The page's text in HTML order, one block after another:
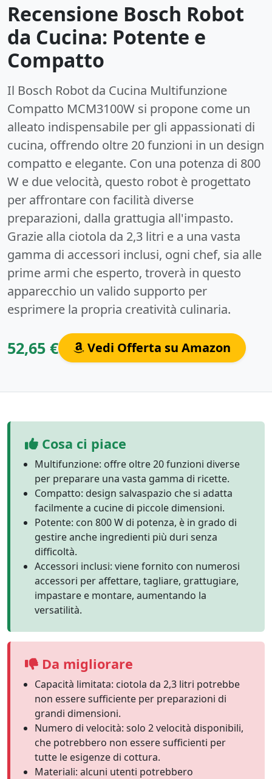
Recensione Bosch Robot
da Cucina: Potente e
Compatto
Il Bosch Robot da Cucina Multifunzione
Compatto MCM3100W si propone come un
alleato indispensabile per gli appassionati di
cucina, offrendo oltre 20 funzioni in un design
compatto e elegante. Con una potenza di 800
W e due velocità, questo robot è progettato
per affrontare con facilità diverse
preparazioni, dalla grattugia all'impasto.
Grazie alla ciotola da 2,3 litri e a una vasta
gamma di accessori inclusi, ogni chef, sia alle
prime armi che esperto, troverà in questo
apparecchio un valido supporto per
esprimere la propria creatività culinaria.
52,65 € Vedi Offerta su Amazon
Cosa ci piace
Multifunzione: offre oltre 20 funzioni diverse
per preparare una vasta gamma di ricette.
Compatto: design salvaspazio che si adatta
facilmente a cucine di piccole dimensioni.
Potente: con 800 W di potenza, è in grado di
gestire anche ingredienti più duri senza
difficoltà.
Accessori inclusi: viene fornito con numerosi
accessori per affettare, tagliare, grattugiare,
impastare e montare, aumentando la
versatilità.
Da migliorare
Capacità limitata: ciotola da 2,3 litri potrebbe
non essere sufficiente per preparazioni di
grandi dimensioni.
Numero di velocità: solo 2 velocità disponibili,
che potrebbero non essere sufficienti per
tutte le esigenze di cottura.
Materiali: alcuni utenti potrebbero